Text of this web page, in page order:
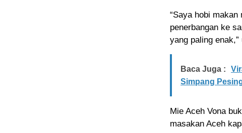
“Saya hobi
penerbangan ke
yang paling
Baca Juga :
Simpang
Mie Aceh Vona
masakan Aceh